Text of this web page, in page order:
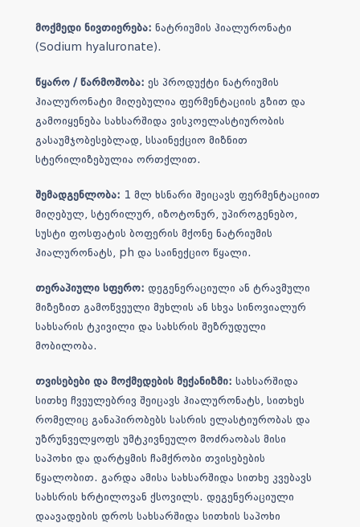
მოქმედი ნივთიერება: ნატრიუმის ჰიალურონატი
(Sodium hyaluronate).
წყარო / წარმოშობა:ეს პროდუქტი ნატრიუმის
ჰიალურონატი მიღებულია ფერმენტაციის გზით და
გამოიყენება სახსარშიდა ვისკოელასტიურობის
გასაუმჯობესებლად, სსაინექციო მიზნით
სტერილიზებულია ორთქლით.
შემადგენლობა: 1 მლ ხსნარი შეიცავს ფერმენტაციით
მიღებულ, სტერილურ, იზოტონურ, უპიროგენებო,
სუსტი ფოსფატის ბოფერის მქონე ნატრიუმის
ჰიალურონატს, ph და საინექციო წყალი.
თერაპიული სფერო:დეგენერაციული ან ტრავმული
მიზეზით გამოწვეული მუხლის ან სხვა სინოვიალურ
სახსარის ტკივილი და სახსრის შეზრუდული
მობილობა.
თვისებები და მოქმედების მექანიზმი:სახსარშიდა
სითხე ჩვეულებრივ შეიცავს ჰიალურონატს, სითხეს
რომელიც განაპირობებს სასრის ელასტიურობას და
უზრუნველყოფს უმტკივნეულო მოძრაობას მისი
საპოხი და დარტყმის ჩამქრობი თვისებების
წყალობით. გარდა ამისა სახსარშიდა სითხე კვებავს
სახსრის ხრტილოვან ქსოვილს. დეგენერაციული
დაავადების დროს სახსარშიდა სითხის საპოხი